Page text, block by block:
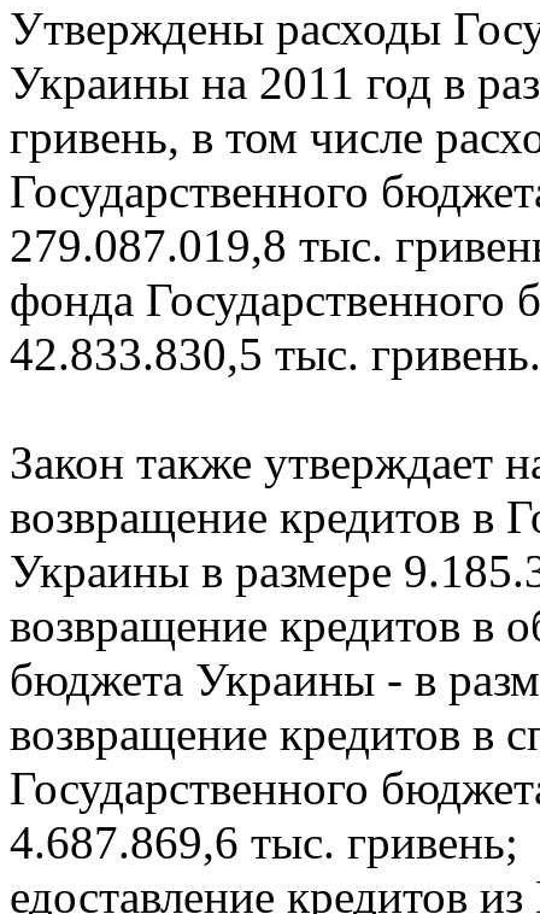
Утверждены расходы
Украины на 2011 год в
гривень, в том числе
Государственного
279.087.019,8 тыс.
фонда
42.833.830,5 тыс. гривень.
Закон также утверждает
возвращение кредитов в
Украины в размере
возвращение кредитов в
бюджета Украины - в
возвращение кредитов в
Государственного
4.687.869,6 тыс. гривень;
едоставление кредитов